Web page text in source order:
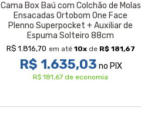
Cama Box Baú com Colchão de Molas
Ensacadas Ortobom One Face
Plenno Superpocket + Auxiliar de
Espuma Solteiro 88cm
R$ 1.816,70 em até 10xde R$ 181,67
R$ 1.635,03 no PIX
R$ 181,67 de economia